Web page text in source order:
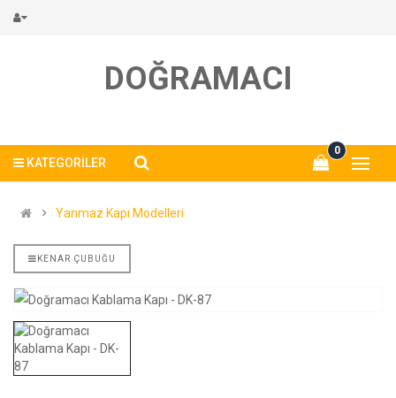
DOĞRAMACI
0
KATEGORILER
Yanmaz Kapı Modelleri
KENAR ÇUBUĞU